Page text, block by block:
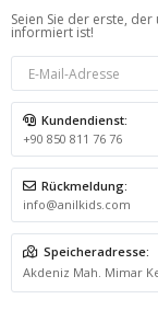
Seien Sie der erste,
informiert ist!
Kundendienst:
+90 850 811 76 76
Rückmeldung:
info@anilkids.com
Speicheradresse:
Akdeniz Mah. Mimar